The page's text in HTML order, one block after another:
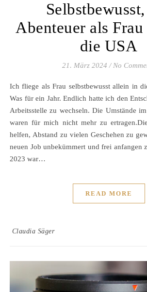
Abenteuer als
die USA
21. März 2024 / No
Ich fliege als Frau selbstbewusst allein in die USA, Kalifornien.
Was für ein Jahr. Endlich hatte ich den
Arbeitsstelle zu wechseln. Die Umstände
waren für mich nicht mehr zu
helfen, Abstand zu vielen Geschehen zu
neuen Job unbekümmert und frei anfangen
2023 war…
READ MORE
Claudia Säger